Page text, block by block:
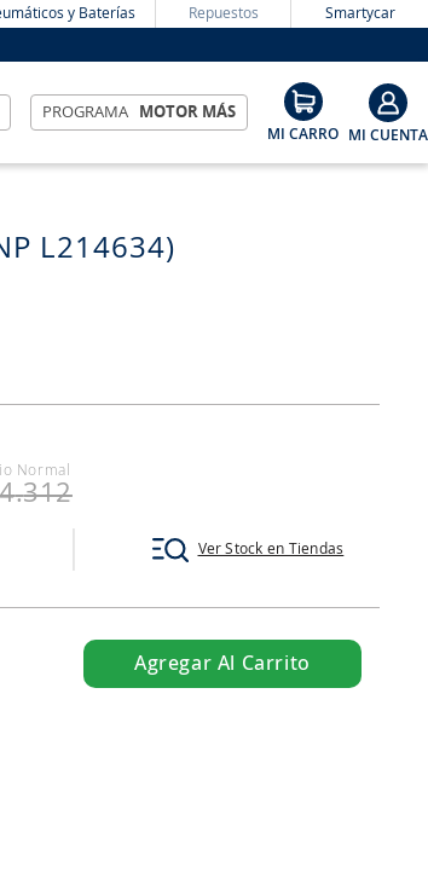
y Baterías Repuestos Smartycar
PROGRAMA MOTOR MÁS
L214634)
.312
Ver Stock en Tiendas
Agregar Al Carrito